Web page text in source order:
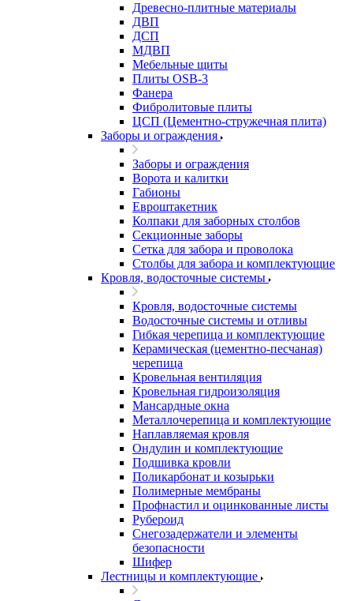
Древесно-плитные материалы
ДВП
ДСП
МДВП
Мебельные щиты
Плиты OSB-3
Фанера
Фибролитовые плиты
ЦСП (Цементно-стружечная плита)
Заборы и ограждения
Заборы и ограждения
Ворота и калитки
Габионы
Евроштакетник
Колпаки для заборных столбов
Секционные заборы
Сетка для забора и проволока
Столбы для забора и комплектующие
Кровля, водосточные системы
Кровля, водосточные системы
Водосточные системы и отливы
Гибкая черепица и комплектующие
Керамическая (цементно-песчаная)
черепица
Кровельная вентиляция
Кровельная гидроизоляция
Мансардные окна
Металлочерепица и комплектующие
Наплавляемая кровля
Ондулин и комплектующие
Подшивка кровли
Поликарбонат и козырьки
Полимерные мембраны
Профнастил и оцинкованные листы
Рубероид
Снегозадержатели и элементы
безопасности
Шифер
Лестницы и комплектующие